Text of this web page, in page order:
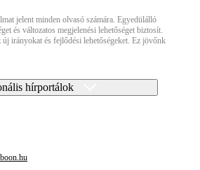
jelent minden olvasó számára. Egyedülálló
és változatos megjelenési lehetőséget biztosít.
új irányokat és fejlődési lehetőségeket. Ez jövőnk
hírportálok